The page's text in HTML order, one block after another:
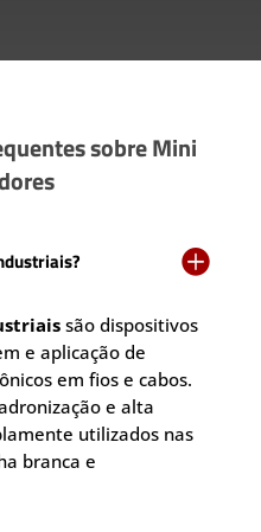
sobre Mini

são dispositivos
e aplicação de
em fios e cabos.
e alta
utilizados nas
branca e